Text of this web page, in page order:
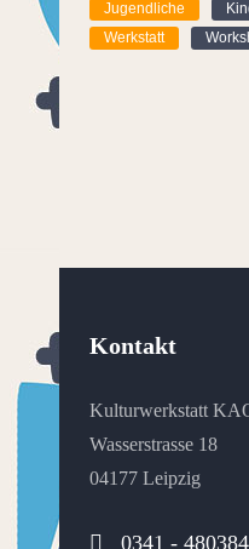
Jugendliche
Werkstatt
Kontakt
Kulturwerkstatt
Wasserstrasse 18
04177 Leipzig
0341 -